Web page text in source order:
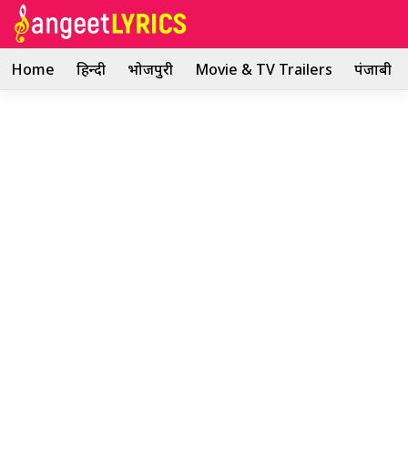
Skip
Home हिन्दी भोजपुरी Movie & TV Trailers पंजाबी